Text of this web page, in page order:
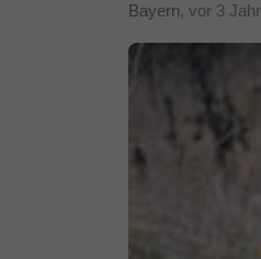
Bayern, vor 3